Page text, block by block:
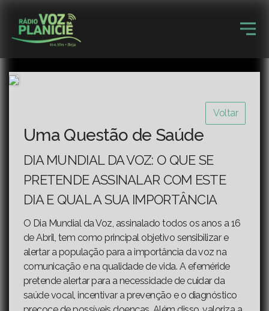
Voltar
Uma Questão de Saúde
DIA MUNDIAL DA VOZ: O QUE SE
PRETENDE ASSINALAR COM ESTE
DIA E QUAL A SUA IMPORTÂNCIA
O Dia Mundial da Voz, assinalado todos os anos a 16
de Abril, tem como principal objetivo sensibilizar e
alertar a população para a importância da voz na
comunicação e na qualidade de vida. A efeméride
pretende alertar para a necessidade de cuidar da
saúde vocal, incentivar a prevenção e o diagnóstico